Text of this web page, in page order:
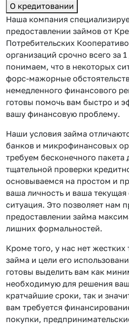
О кредитовании
Наша компания
предоставлении займов от
Потребительских
организаций срочно всего за
понимаем, что в некоторых
форс-мажорные
немедленного финансового
готовы помочь вам быстро и
вашу финансовую проблему.
Наши условия займа
банков и микрофинансовых
требуем бесконечного пакета
тщательной проверки
основываемся на простом и
ваша личность и ваша
ситуация. Это позволяет нам
предоставлении займа
лишних формальностей.
Кроме того, у нас нет
займа и цели его
готовы выделить вам как
необходимую для решения
кратчайшие сроки, так и
вам требуется
покупки,